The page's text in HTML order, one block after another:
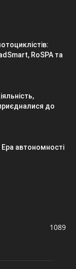
RoSPA та
до
Ера автономності
1089